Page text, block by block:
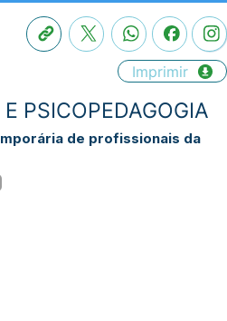
Imprimir
PSICOPEDAGOGIA
de profissionais da